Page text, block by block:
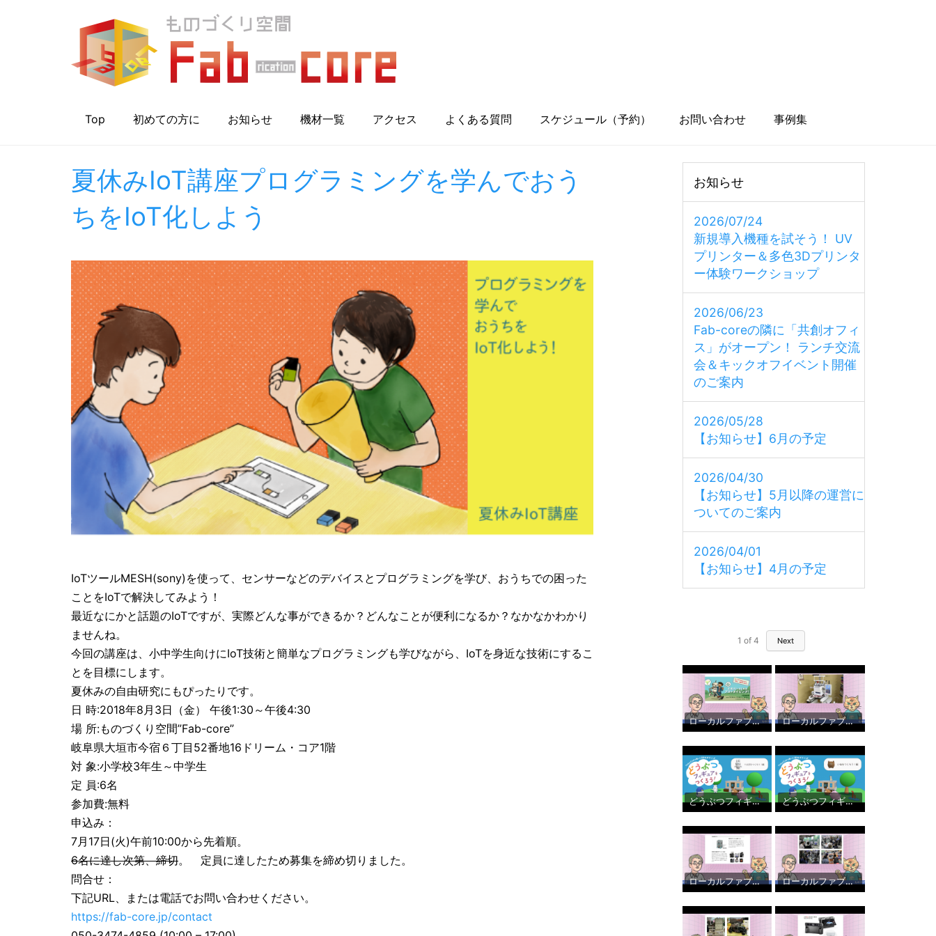
Top 初めての方に お知らせ 機材一覧 アクセス よくある質問 スケジュール（予約） お問い合わせ 事例集
夏休みIoT講座プログラミングを学んでおう
ちをIoT化しよう
IoTツールMESH(sony)を使って、センサーなどのデバイスとプログラミングを学び、おうちでの困った
ことをIoTで解決してみよう！
最近なにかと話題のIoTですが、実際どんな事ができるか？どんなことが便利になるか？なかなかわかり
ませんね。
今回の講座は、小中学生向けにIoT技術と簡単なプログラミングも学びながら、IoTを身近な技術にするこ
とを目標にします。
夏休みの自由研究にもぴったりです。
日 時:2018年8月3日（金） 午後1:30～午後4:30
場 所:ものづくり空間”Fab-core”
岐阜県大垣市今宿６丁目52番地16ドリーム・コア1階
対 象:小学校3年生～中学生
定 員:6名
参加費:無料
申込み：
7月17日(火)午前10:00から先着順。
6名に達し次第、締切。 定員に達したため募集を締め切りました。
問合せ：
下記URL、または電話でお問い合わせください。
https://fab-core.jp/contact
お知らせ
2026/07/24
新規導入機種を試そう！ UV
プリンター＆多色3Dプリンタ
ー体験ワークショップ
2026/06/23
Fab-coreの隣に「共創オフィ
ス」がオープン！ ランチ交流
会＆キックオフイベント開催
のご案内
2026/05/28
【お知らせ】6月の予定
2026/04/30
【お知らせ】5月以降の運営に
ついてのご案内
2026/04/01
【お知らせ】4月の予定
1 of 4 Next
ローカルファブニュースvol.10 最近開催したイベントの振り返りとお知らせ ローカルファブニュース vol .09
どうぶつフィギュアをつくろう！ −うさぎをつくろう！編− どうぶつフィギュアをつくろう！ −いぬをつくろう！編−
ローカルファブニュース vol.08 Japan RepRap FestivalやパーソナルUVプリンタなどの話題について ローカルファブニュース vol.07 AIをテーマにしたオンラインイベントの感想など